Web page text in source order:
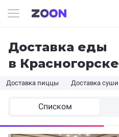
Доставка еды
в Красногорске
Доставка пиццы Доставка суши
Списком